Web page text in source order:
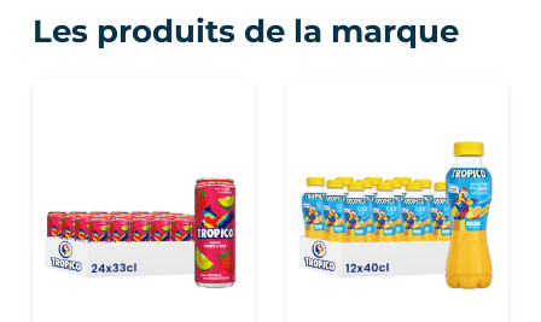
Les produits de la marque